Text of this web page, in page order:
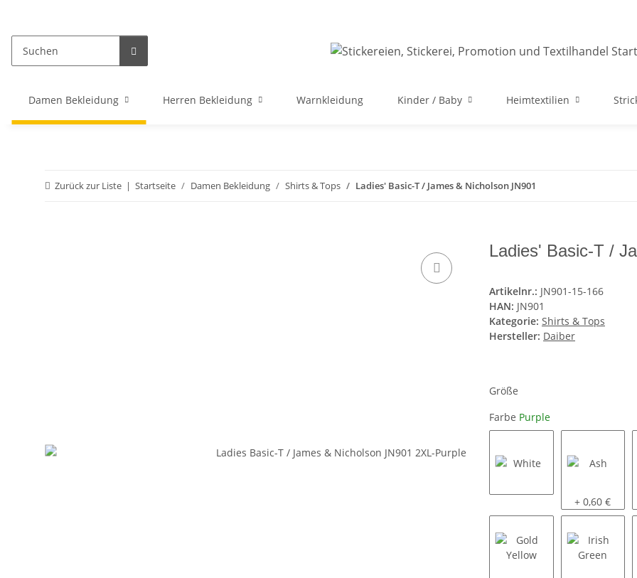
Damen Bekleidung Herren Bekleidung Warnkleidung Kinder / Baby Heimtextilien
Zurück zur Liste Startseite Damen Bekleidung Shirts & Tops Ladies' Basic-T / James & Nicholson JN901
Ladies' Basic-T /
Artikelnr.: JN901-15-166
HAN: JN901
Kategorie: Shirts & Tops
Hersteller: Daiber
Größe
Farbe Purple
Ash
+ 0,60 €